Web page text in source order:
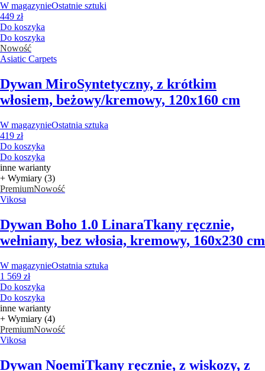
W magazynieOstatnie sztuki
449 zł
Do koszyka
Do koszyka
Nowość
Asiatic Carpets
Dywan MiroSyntetyczny, z krótkim
włosiem, beżowy/kremowy, 120x160 cm
W magazynieOstatnia sztuka
419 zł
Do koszyka
Do koszyka
inne warianty
+ Wymiary (3)
PremiumNowość
Vikosa
Dywan Boho 1.0 LinaraTkany ręcznie,
wełniany, bez włosia, kremowy, 160x230 cm
W magazynieOstatnia sztuka
1 569 zł
Do koszyka
Do koszyka
inne warianty
+ Wymiary (4)
PremiumNowość
Vikosa
Dywan NoemiTkany ręcznie, z wiskozy, z